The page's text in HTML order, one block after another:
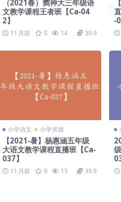
❅
（2021春）窦神大三年级语
文教学课程王者班【Ca-04
2】
11 月前 0 14 39.9
-
小学语文 小学资源
【2021-暑】杨惠涵五年级
大语文教学课程直播班【Ca-
037】
11 月前 0 13 39.9